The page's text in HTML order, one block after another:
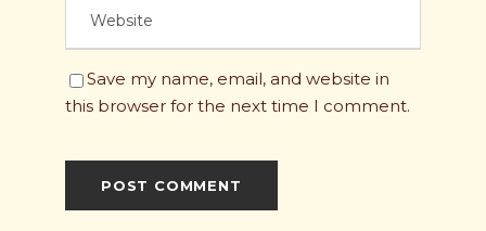
Save my name, email, and website in
this browser for the next time I comment.